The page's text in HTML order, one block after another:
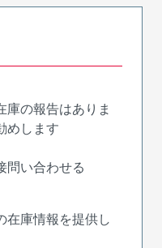
庫の報告はありま
めします
問い合わせる
在庫情報を提供し